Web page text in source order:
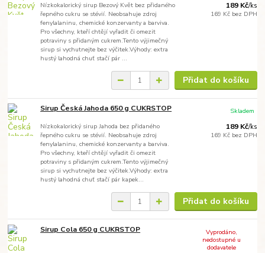
Nízkokalorický sirup Bezový Květ bez přidaného
řepného cukru se stévií. Neobsahuje zdroj
fenylalaninu, chemické konzervanty a barviva.
Pro všechny, kteří chtějí vyřadit či omezit
potraviny s přidaným cukrem.Tento výjimečný
sirup si vychutnejte bez výčitek.Výhody: extra
hustý lahodná chuť stačí pár ...
189 Kč/ks
169 Kč bez DPH
Přidat do košíku
Sirup Česká Jahoda 650 g CUKRSTOP
Nízkokalorický sirup Jahoda bez přidaného
řepného cukru se stévií. Neobsahuje zdroj
fenylalaninu, chemické konzervanty a barviva.
Pro všechny, kteří chtějí vyřadit či omezit
potraviny s přidaným cukrem.Tento výjimečný
sirup si vychutnejte bez výčitek.Výhody: extra
hustý lahodná chuť stačí pár kapek...
189 Kč/ks
169 Kč bez DPH
Skladem
Přidat do košíku
Sirup Cola 650 g CUKRSTOP
Vyprodáno,
nedostupné u
dodavatele